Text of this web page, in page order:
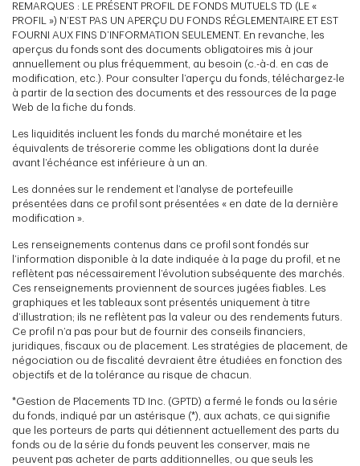
REMARQUES : LE PRÉSENT PROFIL DE FONDS MUTUELS TD (LE «
PROFIL ») N’EST PAS UN APERÇU DU FONDS RÉGLEMENTAIRE ET EST
FOURNI AUX FINS D’INFORMATION SEULEMENT. En revanche, les
aperçus du fonds sont des documents obligatoires mis à jour
annuellement ou plus fréquemment, au besoin (c.-à-d. en cas de
modification, etc.). Pour consulter l’aperçu du fonds, téléchargez-le
à partir de la section des documents et des ressources de la page
Web de la fiche du fonds.
Les liquidités incluent les fonds du marché monétaire et les
équivalents de trésorerie comme les obligations dont la durée
avant l’échéance est inférieure à un an.
Les données sur le rendement et l’analyse de portefeuille
présentées dans ce profil sont présentées « en date de la dernière
modification ».
Les renseignements contenus dans ce profil sont fondés sur
l’information disponible à la date indiquée à la page du profil, et ne
reflètent pas nécessairement l’évolution subséquente des marchés.
Ces renseignements proviennent de sources jugées fiables. Les
graphiques et les tableaux sont présentés uniquement à titre
d’illustration; ils ne reflètent pas la valeur ou des rendements futurs.
Ce profil n’a pas pour but de fournir des conseils financiers,
juridiques, fiscaux ou de placement. Les stratégies de placement, de
négociation ou de fiscalité devraient être étudiées en fonction des
objectifs et de la tolérance au risque de chacun.
*Gestion de Placements TD Inc. (GPTD) a fermé le fonds ou la série
du fonds, indiqué par un astérisque (*), aux achats, ce qui signifie
que les porteurs de parts qui détiennent actuellement des parts du
fonds ou de la série du fonds peuvent les conserver, mais ne
peuvent pas acheter de parts additionnelles, ou que seuls les